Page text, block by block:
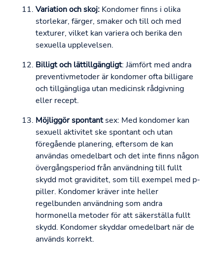
Variation och skoj: Kondomer finns i olika
storlekar, färger, smaker och till och med
texturer, vilket kan variera och berika den
sexuella upplevelsen.
Billigt och lättillgängligt: Jämfört med andra
preventivmetoder är kondomer ofta billigare
och tillgängliga utan medicinsk rådgivning
eller recept.
Möjliggör spontantsex: Med kondomer kan
sexuell aktivitet ske spontant och utan
föregående planering, eftersom de kan
användas omedelbart och det inte finns någon
övergångsperiod från användning till fullt
skydd mot graviditet, som till exempel med p-
piller. Kondomer kräver inte heller
regelbunden användning som andra
hormonella metoder för att säkerställa fullt
skydd. Kondomer skyddar omedelbart när de
används korrekt.